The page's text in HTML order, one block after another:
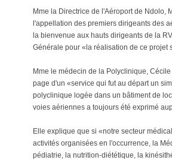
Mme la Directrice de l'Aéroport de Ndolo,
l'appellation des premiers dirigeants des
la bienvenue aux hauts dirigeants de la
Générale pour «la réalisation de ce projet
Mme le médecin de la Polyclinique,
page d'un «service qui fut au départ un
polyclinique logée dans un bâtiment de
voies aériennes a toujours été exprimé
Elle explique que si «notre secteur
activités organisées en l'occurrence, la
pédiatrie, la nutrition-diététique, la